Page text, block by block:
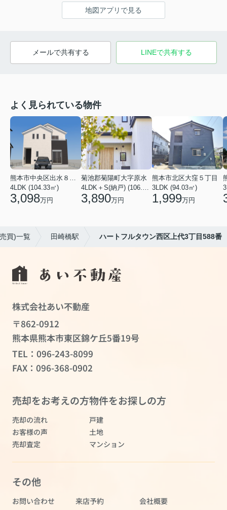
地図アプリで見る
メールで共有する LINEで共有する
よく見られている物件
4LDK (104.33㎡)
3,098万円
菊池郡菊陽町大字原水
3,890万円
熊本市北区大窪５丁目
3LDK (94.03㎡)
1,999万円
買)一覧 田崎橋駅 ハートフルタウン西区上代3丁目588番
株式会社あい不動産
〒862-0912
熊本県熊本市東区錦ケ丘5番19号
TEL： 096-243-8099
FAX：096-368-0902
売却をお考えの方
売却の流れ
お客様の声
売却査定
物件をお探しの方
戸建
土地
マンション
その他
お問い合わせ 来店予約
会社概要